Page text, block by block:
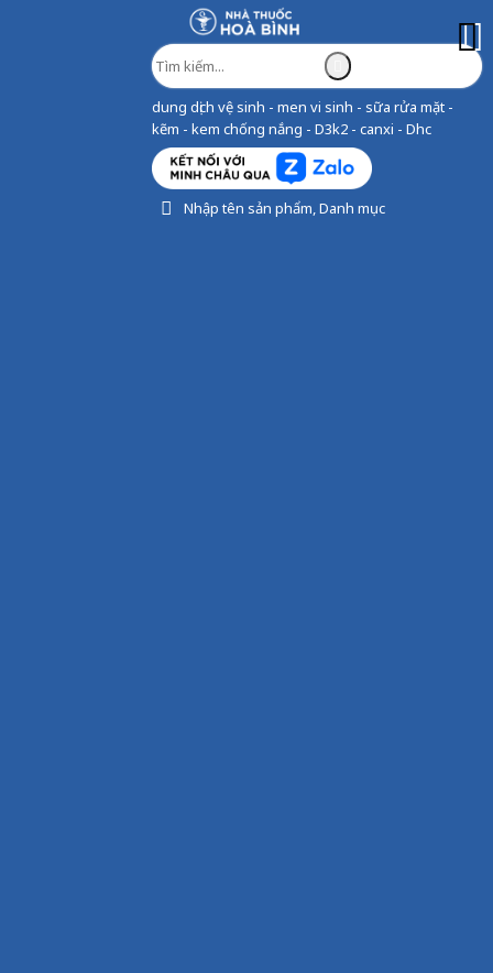
dung dịch vệ sinh - men vi sinh - sữa rửa mặt -
kẽm - kem chống nắng - D3k2 - canxi - Dhc
Nhập tên sản phẩm, Danh mục